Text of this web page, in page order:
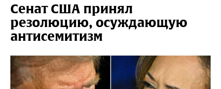
Сенат США принял
резолюцию, осуждающую
антисемитизм